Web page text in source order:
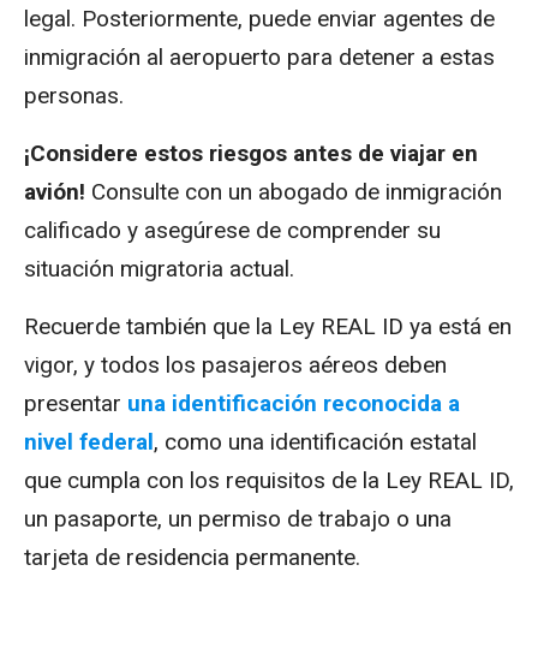
legal. Posteriormente, puede enviar agentes de
inmigración al aeropuerto para detener a estas
personas.
¡Considere estos riesgos antes de viajar en
avión! Consulte con un abogado de inmigración
calificado y asegúrese de comprender su
situación migratoria actual.
Recuerde también que la Ley REAL ID ya está en
vigor, y todos los pasajeros aéreos deben
presentar una identificación reconocida a
nivel federal, como una identificación estatal
que cumpla con los requisitos de la Ley REAL ID,
un pasaporte, un permiso de trabajo o una
tarjeta de residencia permanente.